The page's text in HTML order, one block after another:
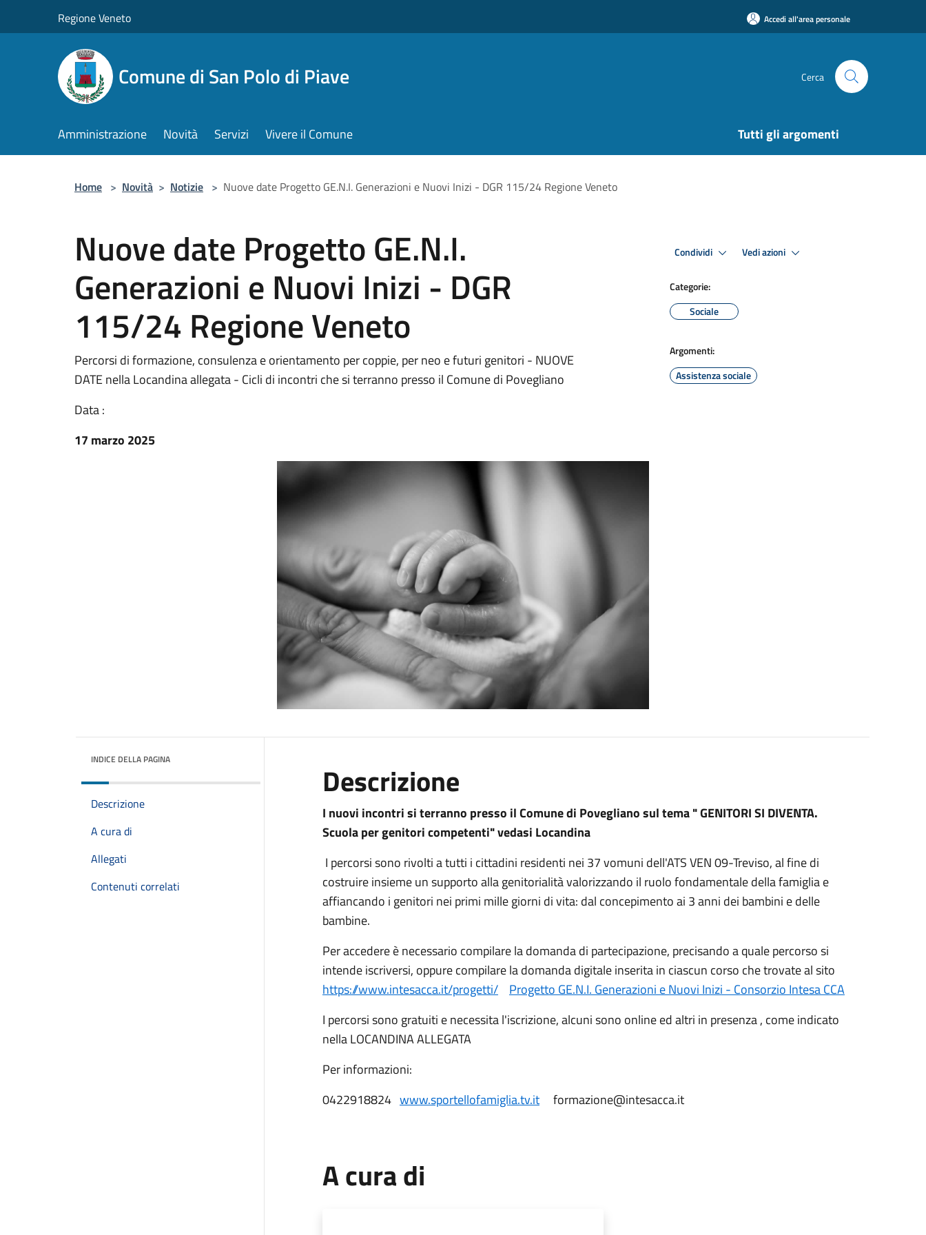
Regione Veneto Accedi all'area personale
Comune di San Polo di Piave Cerca
Amministrazione Novità Servizi Vivere il Comune Tutti gli argomenti
Home > Novità > Notizie > Nuove date Progetto GE.N.I. Generazioni e Nuovi Inizi - DGR 115/24 Regione Veneto
Nuove date Progetto GE.N.I.
Generazioni e Nuovi Inizi - DGR
115/24 Regione Veneto
Percorsi di formazione, consulenza e orientamento per coppie, per neo e futuri genitori - NUOVE
DATE nella Locandina allegata - Cicli di incontri che si terranno presso il Comune di Povegliano
Data :
17 marzo 2025
Condividi Vedi azioni
Categorie:
Sociale
Argomenti:
Assistenza sociale
INDICE DELLA PAGINA
Descrizione
A cura di
Allegati
Contenuti correlati
Descrizione
I nuovi incontri si terranno presso il Comune di Povegliano sul tema " GENITORI SI DIVENTA.
Scuola per genitori competenti" vedasi Locandina
I percorsi sono rivolti a tutti i cittadini residenti nei 37 vomuni dell'ATS VEN 09-Treviso, al fine di
costruire insieme un supporto alla genitorialità valorizzando il ruolo fondamentale della famiglia e
affiancando i genitori nei primi mille giorni di vita: dal concepimento ai 3 anni dei bambini e delle
bambine.
Per accedere è necessario compilare la domanda di partecipazione, precisando a quale percorso si
intende iscriversi, oppure compilare la domanda digitale inserita in ciascun corso che trovate al sito
https://www.intesacca.it/progetti/
Progetto GE.N.I. Generazioni e Nuovi Inizi - Consorzio Intesa CCA
I percorsi sono gratuiti e necessita l'iscrizione, alcuni sono online ed altri in presenza , come indicato
nella LOCANDINA ALLEGATA
Per informazioni:
0422918824 www.sportellofamiglia.tv.itformazione@intesacca.it
A cura di